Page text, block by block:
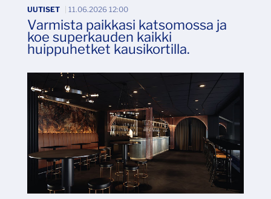
UUTISET 11.06.2026 12:00
Varmista paikkasi katsomossa ja
koe superkauden kaikki
huippuhetket kausikortilla.